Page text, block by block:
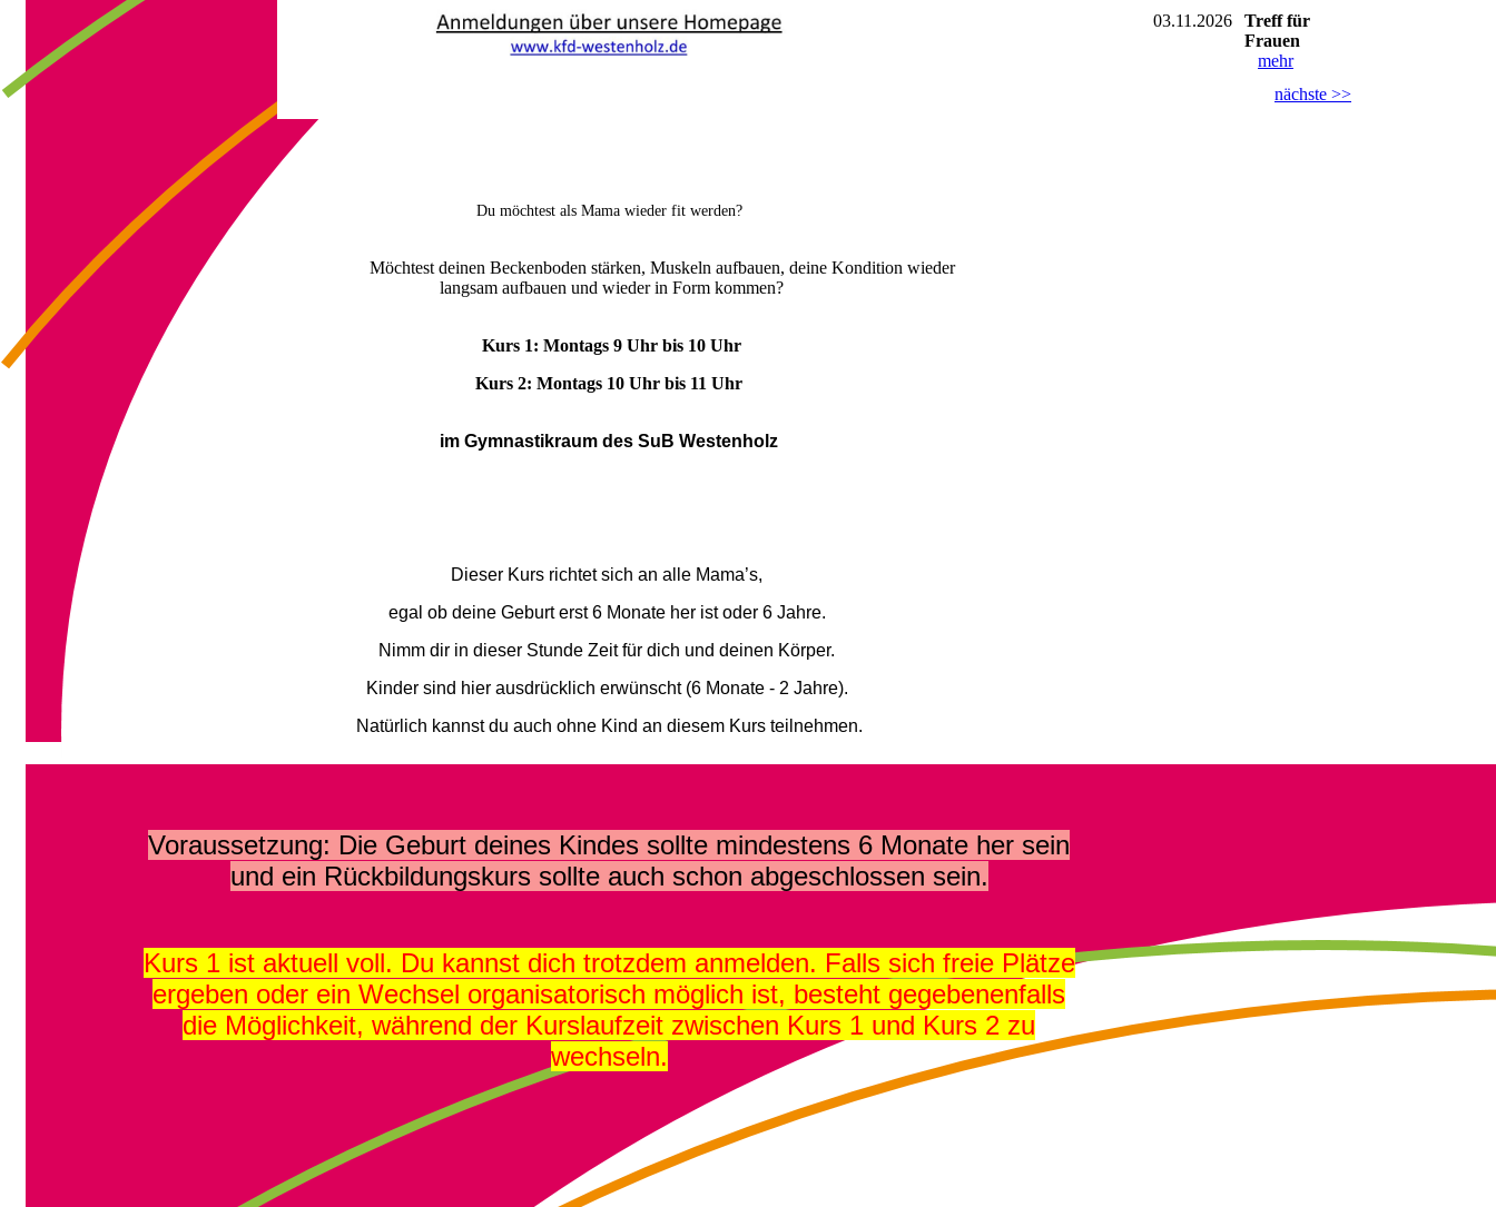
Du möchtest als Mama wieder fit werden?
Möchtest deinen Beckenboden stärken, Muskeln aufbauen, deine Kondition wieder
langsam aufbauen und wieder in Form kommen?
Kurs 1: Montags 9 Uhr bis 10 Uhr
Kurs 2: Montags 10 Uhr bis 11 Uhr
im Gymnastikraum des SuB Westenholz
Dieser Kurs richtet sich an alle Mama’s,
egal ob deine Geburt erst 6 Monate her ist oder 6 Jahre.
Nimm dir in dieser Stunde Zeit für dich und deinen Körper.
Kinder sind hier ausdrücklich erwünscht (6 Monate - 2 Jahre).
Natürlich kannst du auch ohne Kind an diesem Kurs teilnehmen.
Voraussetzung: Die Geburt deines Kindes sollte mindestens 6 Monate her sein
und ein Rückbildungskurs sollte auch schon abgeschlossen sein.
Kurs 1 ist aktuell voll. Du kannst dich trotzdem anmelden. Falls sich freie Plätze
ergeben oder ein Wechsel organisatorisch möglich ist, besteht gegebenenfalls
die Möglichkeit, während der Kurslaufzeit zwischen Kurs 1 und Kurs 2 zu
wechseln.
03.11.2026
Treff für
Frauen
mehr
nächste >>